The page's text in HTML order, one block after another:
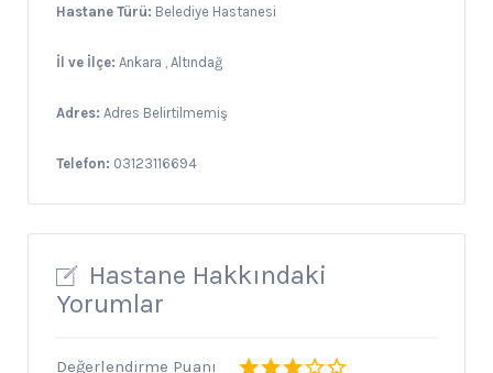
Hastane Türü: Belediye Hastanesi
İl ve İlçe: Ankara , Altındağ
Adres: Adres Belirtilmemiş
Telefon: 03123116694
Hastane Hakkındaki
Yorumlar
Değerlendirme Puanı